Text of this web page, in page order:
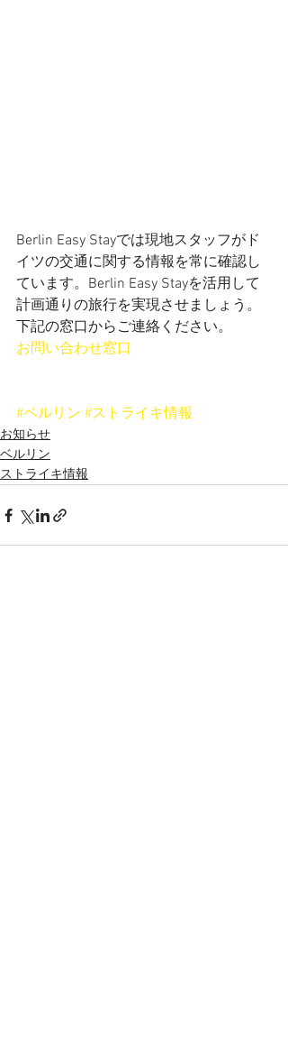
Berlin Easy Stayでは現地スタッフがド
イツの交通に関する情報を常に確認し
ています。Berlin Easy Stayを活用して
計画通りの旅行を実現させましょう。
下記の窓口からご連絡ください。
お問い合わせ窓口
#ベルリン #ストライキ情報
お知らせ
ベルリン
ストライキ情報